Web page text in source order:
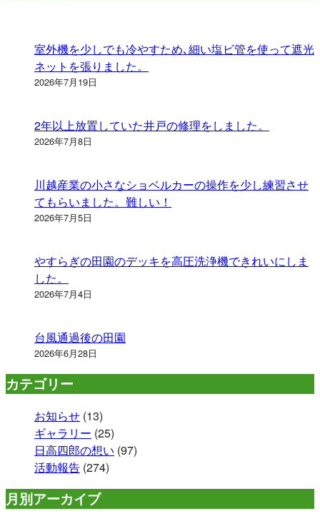
室外機を少しでも冷やすため､細い塩ビ管を使って遮光
ネットを張りました。
2026年7月19日
2年以上放置していた井戸の修理をしました。
2026年7月8日
川越産業の小さなショベルカーの操作を少し練習させ
てもらいました。難しい！
2026年7月5日
やすらぎの田園のデッキを高圧洗浄機できれいにしま
した。
2026年7月4日
台風通過後の田園
2026年6月28日
カテゴリー
お知らせ (13)
ギャラリー (25)
日高四郎の想い (97)
活動報告 (274)
月別アーカイブ